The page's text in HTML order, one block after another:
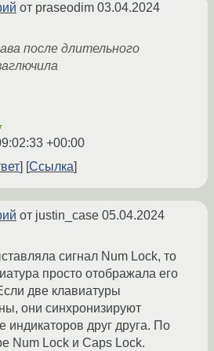
от praseodim 03.04.2024
после длительного
+00:00
Ссылка
от justin_case 05.04.2024
сигнал Num Lock, то
просто отображала его
две клавиатуры
они синхронизируют
индикаторов друг друга. По
Num Lock и Caps Lock.